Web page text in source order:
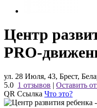
Центр
PRO-
ул. 28 Июля, 43, Брест,
5.0 1 отзывов | Оставить
QR Ссылка Что это?